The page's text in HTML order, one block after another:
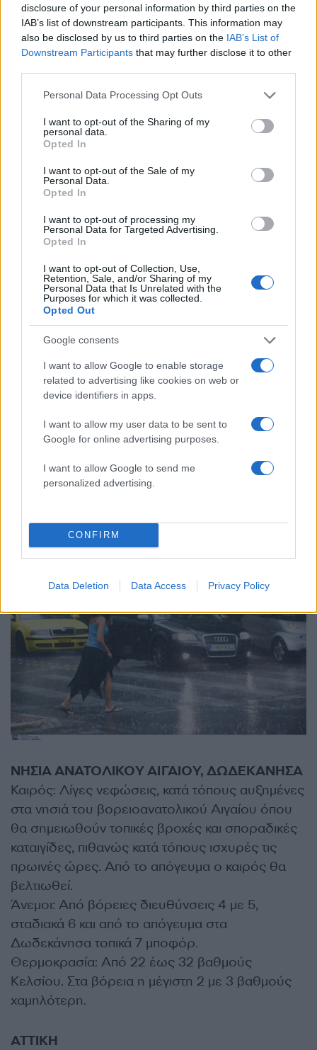
disclosure of your personal information by third parties on the
IAB’s list of downstream participants. This information may
also be disclosed by us to third parties on the IAB’s List of
Downstream Participants that may further disclose it to other
Please note that this website/app uses one or more Google
not limited to your visit or usage behaviour. You may click to
grant or deny consent to Google and its third-party tags to
use your data for below specified purposes in below Google
consent section.
Personal Data Processing Opt Outs
I want to opt-out of the Sharing of my
personal data.
Opted In
I want to opt-out of the Sale of my
Personal Data.
Opted In
I want to opt-out of processing my
Personal Data for Targeted Advertising.
Opted In
I want to opt-out of Collection, Use,
Retention, Sale, and/or Sharing of my
Personal Data that Is Unrelated with the
Purposes for which it was collected.
Opted Out
Google consents
I want to allow Google to enable storage
related to advertising like cookies on web or
device identifiers in apps.
I want to allow my user data to be sent to
Google for online advertising purposes.
I want to allow Google to send me
personalized advertising.
CONFIRM
Data Deletion Data Access Privacy Policy
ΘΕΣΣΑΛΙΑ, ΑΝΑΤΟΛΙΚΗ ΣΤΕΡΕΑ, ΕΥΒΟΙΑ,
ΑΝΑΤΟΛΙΚΗ ΠΕΛΟΠΟΝΝΗΣΟΣ
Καιρός: Στη Θεσσαλία, τις Σποράδες και την
τοπικές βροχές και καταιγίδες που έως τις
πρωινές ώρες θα είναι κατά τόπους ισχυρές.
Βελτίωση από το μεσημέρι.
παροδικά αυξημένες με τοπικές βροχές και
μεμονωμένες καταιγίδες, στην ανατολική Στερεά
έως το μεσημέρι και στην Πελοπόννησο κυρίως
τις μεσημβρινές και απογευματινές ώρες.
ανατολικά τοπικά 5 μποφόρ.
Θερμοκρασία: Από 18 έως 34 βαθμούς
Κελσίου.
Καιρός: Γενικά αίθριος, με πρόσκαιρες νεφώσεις
τις πρωινές ώρες τοπικά στις Κυκλάδες καθώς
Κρήτης.
Άνεμοι: Από βόρειες διευθύνσεις 4 με 5 και
βαθμιαία τοπικά 6 μποφόρ.
Θερμοκρασία: Από 21 έως 30 και στην Κρήτη
ΝΗΣΙΑ ΑΝΑΤΟΛΙΚΟΥ ΑΙΓΑΙΟΥ, ΔΩΔΕΚΑΝΗΣΑ
Καιρός: Λίγες νεφώσεις, κατά τόπους αυξημένες
στα νησιά του βορειοανατολικού Αιγαίου όπου
θα σημειωθούν τοπικές βροχές και σποραδικές
καταιγίδες, πιθανώς κατά τόπους ισχυρές τις
πρωινές ώρες. Από το απόγευμα ο καιρός θα
βελτιωθεί.
Άνεμοι: Από βόρειες διευθύνσεις 4 με 5,
σταδιακά 6 και από το απόγευμα στα
Δωδεκάνησα τοπικά 7 μποφόρ.
Θερμοκρασία: Από 22 έως 32 βαθμούς
Κελσίου. Στα βόρεια η μέγιστη 2 με 3 βαθμούς
χαμηλότερη.
ΑΤΤΙΚΗ